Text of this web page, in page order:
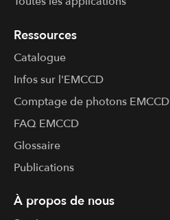
Ressources
Catalogue
Infos sur l'​EMCCD
Comptage de photons EMCCD
FAQ EMCCD
Glossaire
Publications
À propos de nous